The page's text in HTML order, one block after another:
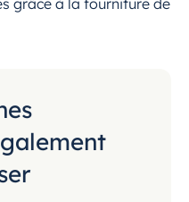
grâce à la fourniture de